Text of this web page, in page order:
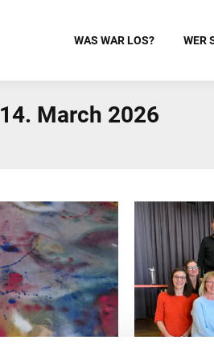
WAS WAR LOS? WER
14. March 2026